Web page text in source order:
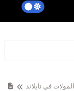
المولات في تايلاند